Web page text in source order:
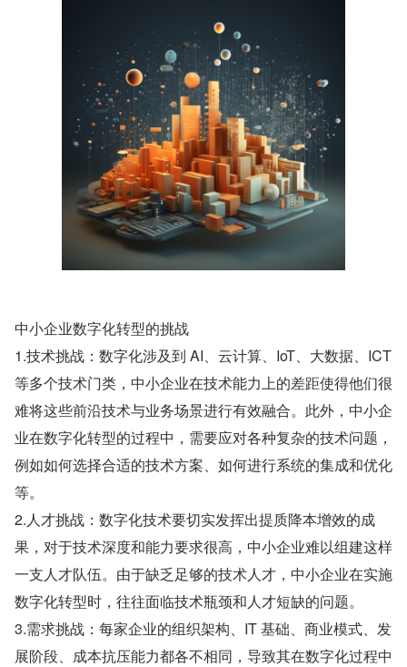
中小企业数字化转型的挑战
1.技术挑战：数字化涉及到 AI、云计算、IoT、大数据、ICT
等多个技术门类，中小企业在技术能力上的差距使得他们很
难将这些前沿技术与业务场景进行有效融合。此外，中小企
业在数字化转型的过程中，需要应对各种复杂的技术问题，
例如如何选择合适的技术方案、如何进行系统的集成和优化
等。
2.人才挑战：数字化技术要切实发挥出提质降本增效的成
果，对于技术深度和能力要求很高，中小企业难以组建这样
一支人才队伍。由于缺乏足够的技术人才，中小企业在实施
数字化转型时，往往面临技术瓶颈和人才短缺的问题。
3.需求挑战：每家企业的组织架构、IT 基础、商业模式、发
展阶段、成本抗压能力都各不相同，导致其在数字化过程中